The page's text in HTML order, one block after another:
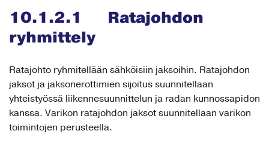
10.1.2.1 Ratajohdon
ryhmittely
Ratajohto ryhmitellään sähköisiin jaksoihin. Ratajohdon
jaksot ja jaksonerottimien sijoitus suunnitellaan
yhteistyössä liikennesuunnittelun ja radan kunnossapidon
kanssa. Varikon ratajohdon jaksot suunnitellaan varikon
toimintojen perusteella.